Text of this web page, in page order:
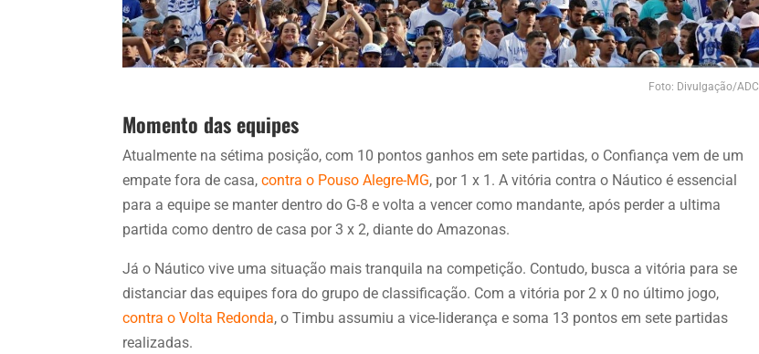
Foto: Divulgação/ADC
Momento das equipes
Atualmente na sétima posição, com 10 pontos ganhos em sete partidas, o Confiança vem de um
empate fora de casa,contra o Pouso Alegre-MG, por 1 x 1. A vitória contra o Náutico é essencial
para a equipe se manter dentro do G-8 e volta a vencer como mandante, após perder a ultima
partida como dentro de casa por 3 x 2, diante do Amazonas.
Já o Náutico vive uma situação mais tranquila na competição. Contudo, busca a vitória para se
distanciar das equipes fora do grupo de classificação. Com a vitória por 2 x 0 no último jogo,
contra o Volta Redonda, o Timbu assumiu a vice-liderança e soma 13 pontos em sete partidas
realizadas.